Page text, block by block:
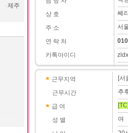
제주
상 호
주 소
연 락 처
카톡아이디
쎄
서
근무지역
근무시간
급 여
성 별
[서
추
여